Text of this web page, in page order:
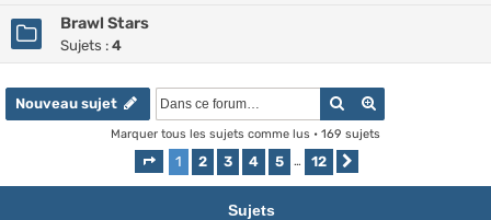
Brawl Stars
Sujets : 4
Nouveau sujet Rechercher
Marquer tous les sujets comme lus • 169 sujets
Page 1sur
1 2 3 4 5 … 12
Sujets